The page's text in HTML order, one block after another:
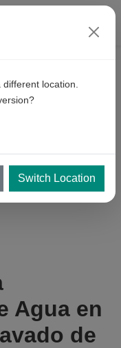
de
Agua en
de
location.
Switch Location